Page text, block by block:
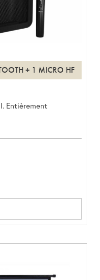
+ 1 MICRO HF
Entièrement